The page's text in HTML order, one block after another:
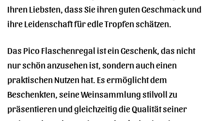
Ihren Liebsten, dass Sie ihren guten Geschmack und
ihre Leidenschaft für edle Tropfen schätzen.
Das Pico Flaschenregal ist ein Geschenk, das nicht
nur schön anzusehen ist, sondern auch einen
praktischen Nutzen hat. Es ermöglicht dem
Beschenkten, seine Weinsammlung stilvoll zu
präsentieren und gleichzeitig die Qualität seiner